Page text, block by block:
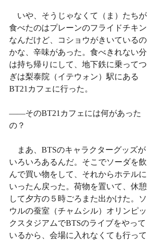
いや、そうじゃなくて（ま）たちが
食べたのはプレーンのフライドチキン
なんだけど、コショウがきいているの
かな、辛味があった。食べきれない分
は持ち帰りにして、地下鉄に乗ってつ
ぎは梨泰院（イテウォン）駅にある
BT21カフェに行った。
——そのBT21カフェには何があった
の？
まあ、BTSのキャラクターグッズが
いろいろあるんだ。そこでソーダを飲
んで買い物をして、それからホテルに
いったん戻った。荷物を置いて、休憩
して夕方の５時ごろまた出かけた。ソ
ウルの蚕室（チャムシル）オリンピッ
クスタジアムでBTSのライブをやって
いるから、会場に入れなくても行って